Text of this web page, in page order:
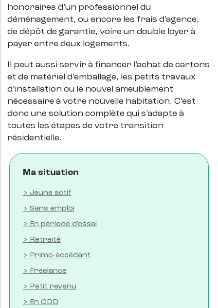
honoraires d’un professionnel du
déménagement, ou encore les frais d’agence,
de dépôt de garantie, voire un double loyer à
payer entre deux logements.
Il peut aussi servir à financer l’achat de cartons
et de matériel d’emballage, les petits travaux
d’installation ou le nouvel ameublement
nécessaire à votre nouvelle habitation. C’est
donc une solution complète qui s’adapte à
toutes les étapes de votre transition
résidentielle.
Ma situation
> Jeune actif
> Sans emploi
> En période d'essai
> Retraité
> Primo-accédant
> Freelance
> Petit revenu
> En CDD